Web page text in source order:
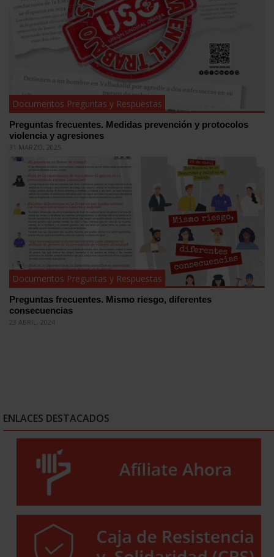
Documentos Preguntas y Respuestas
Preguntas frecuentes. Medidas prevención y protocolos
violencia y agresiones
31 MARZO, 2025
Documentos Preguntas y Respuestas
Preguntas frecuentes. Mismo riesgo, diferentes
consecuencias
23 ABRIL, 2024
ENLACES DESTACADOS